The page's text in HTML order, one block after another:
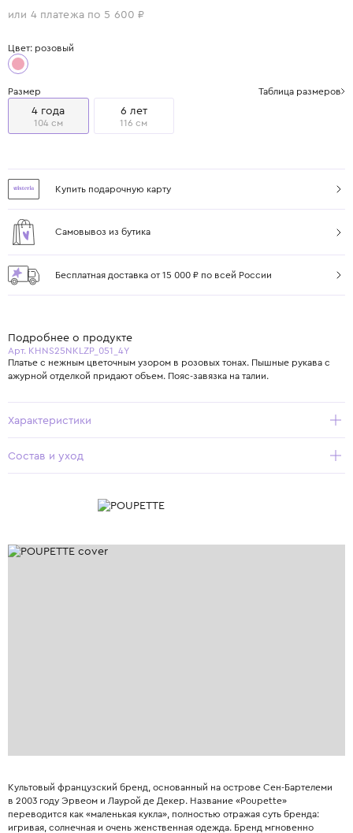
или 4 платежа по 5 600 ₽
Цвет: розовый
Размер Таблица размеров
4 года
104 см
6 лет
116 см
Купить подарочную карту
Самовывоз из бутика
Бесплатная доставка от 15 000 ₽ по всей России
Подробнее о продукте
Арт. KHNS25NKLZP_051_4Y
Платье с нежным цветочным узором в розовых тонах. Пышные рукава с
ажурной отделкой придают объем. Пояс-завязка на талии.
Характеристики
Состав и уход
Культовый французский бренд, основанный на острове Сен-Бартелеми
в 2003 году Эрвеом и Лаурой де Декер. Название «Poupette»
переводится как «маленькая кукла», полностью отражая суть бренда:
игривая, солнечная и очень женственная одежда. Бренд мгновенно